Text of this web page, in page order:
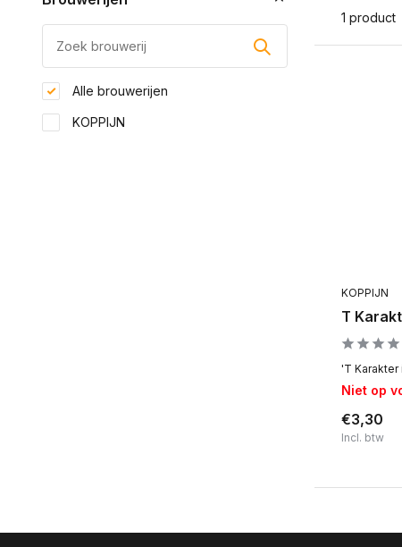
Alle brouwerijen
KOPPIJN
1 product
KOPPIJN
T
'T Karakter
Niet op
€3,30
Incl. btw